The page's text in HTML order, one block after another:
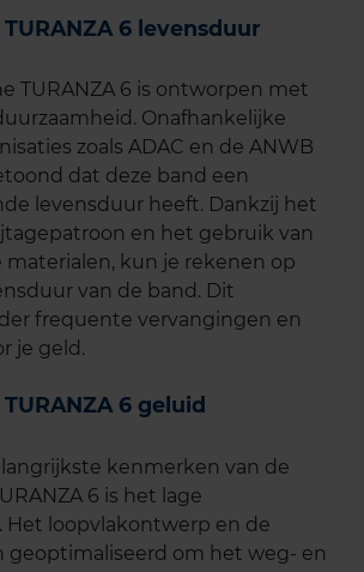
6 levensduur
TURANZA 6 is ontworpen met
Onafhankelijke
zoals ADAC en de ANWB
dat deze band een
levensduur heeft. Dankzij het
en het gebruik van
materialen, kun je rekenen op
van de band. Dit
frequente vervangingen en
je geld.
6 geluid
kenmerken van de
6 is het lage
Het loopvlakontwerp en de
geoptimaliseerd om het weg- en